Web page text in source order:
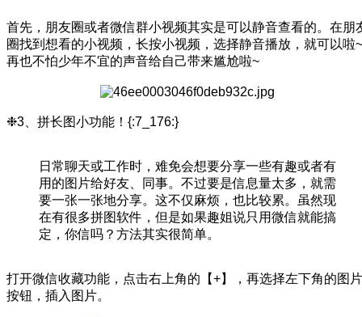
首先，朋友圈或者微信群小视频其实是可以静音查看的。在朋
圈找到想看的小视频，长按小视频，选择静音播放，就可以啦~
再也不怕少年不宜的声音给自己带来尴尬啦~
❉3、拼长图小功能！{:7_176:}
日常聊天或工作时，难免会想要分享一些有趣或者有
用的图片给好友、同事。不过要是信息量太多，就需
要一张一张地分享。这不仅麻烦，也比较累。虽然现
在有很多拼图软件，但是如果趣姐说只用微信就能搞
定，你信吗？方法其实很简单。
打开微信收藏功能，点击右上角的【+】，再选择左下角的图片
按钮，插入图片。